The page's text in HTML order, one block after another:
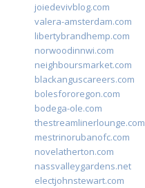
joiedevivblog.com
valera-amsterdam.com
libertybrandhemp.com
norwoodinnwi.com
neighboursmarket.com
blackanguscareers.com
bolesfororegon.com
bodega-ole.com
thestreamlinerlounge.com
mestrinorubanofc.com
novelatherton.com
nassvalleygardens.net
electjohnstewart.com